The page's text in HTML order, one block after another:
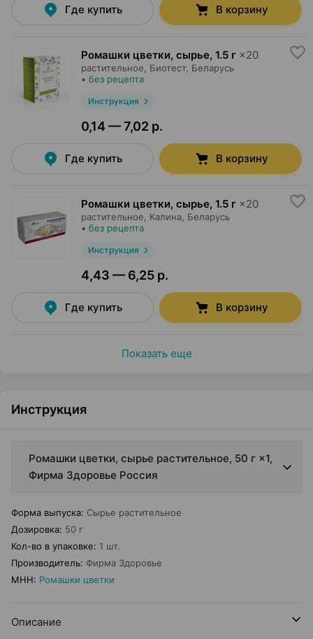
Где купить В корзину
Ромашки цветки, сырье, 1.5 г ×20
растительное, Биотест, Беларусь
• без рецепта
Инструкция
0,14 — 7,02 р.
Где купить В корзину
Ромашки цветки, сырье, 1.5 г ×20
растительное, Калина , Беларусь
• без рецепта
Инструкция
4,43 — 6,25 р.
Где купить В корзину
Показать еще
Инструкция
Ромашки цветки, сырье растительное, 50 г ×1,
Фирма Здоровье Россия
Форма выпуска: Сырье растительное
Дозировка: 50 г
Кол-во в упаковке: 1 шт.
Производитель: Фирма Здоровье
МНН: Ромашки цветки
Описание